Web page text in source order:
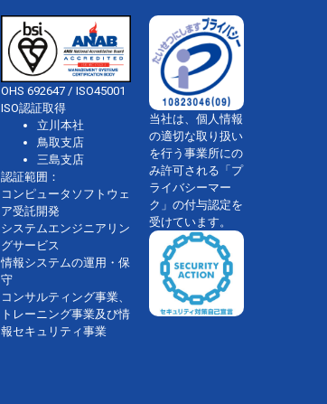
OHS 692647 / ISO45001
ISO認証取得
立川本社
鳥取支店
三島支店
認証範囲：
コンピュータソフトウェ
ア受託開発
システムエンジニアリン
グサービス
情報システムの運用・保
守
コンサルティング事業、
トレーニング事業及び情
報セキュリティ事業
当社は、個人情報
の適切な取り扱い
を行う事業所にの
み許可される「プ
ライバシーマー
ク」の付与認定を
受けています。